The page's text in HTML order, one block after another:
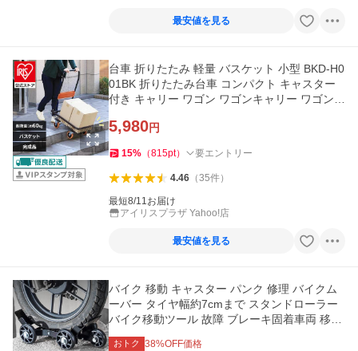
最安値を見る
台車 折りたたみ 軽量 バスケット 小型 BKD-H0
01BK 折りたたみ台車 コンパクト キャスター
付き キャリー ワゴン ワゴンキャリー ワゴン台
5,980円
15% （815pt） 要エントリー
4.46（35件）
最短8/11お届け
アイリスプラザ Yahoo!店
最安値を見る
バイク 移動 キャスター パンク 修理 バイクム
ーバー タイヤ幅約7cmまで スタンドローラー
バイク移動ツール 故障 ブレーキ固着車両 移動
時 自転
おトク 38%OFF価格